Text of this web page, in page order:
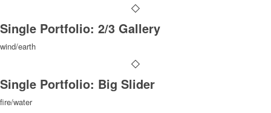
Single Portfolio: 2/3 Gallery
wind/earth
Single Portfolio: Big Slider
fire/water